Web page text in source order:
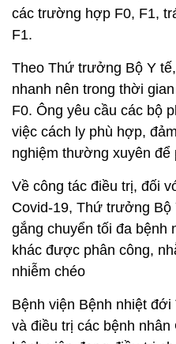
việc cách ly phù hợp,
nghiệm thường xuyên để
Về công tác điều trị, đối
Covid-19, Thứ trưởng Bộ
gắng chuyển tối đa bệnh
khác được phân công,
nhiễm chéo
Bệnh viện Bệnh nhiệt
và điều trị các bệnh
bệnh viện đang điều trị
Covid-19 (bao gồm 53
số đó, 35 trường hợp
độc người lớn, 2 ca
trợ hô hấp ở khoa Nhiễm